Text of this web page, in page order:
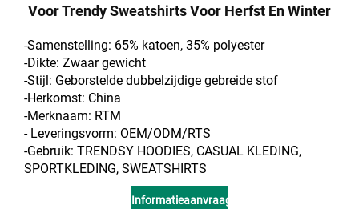
Voor Trendy Sweatshirts Voor Herfst En Winter
-Samenstelling: 65% katoen, 35% polyester
-Dikte: Zwaar gewicht
-Stijl: Geborstelde dubbelzijdige gebreide stof
-Herkomst: China
-Merknaam: RTM
- Leveringsvorm: OEM/ODM/RTS
-Gebruik: TRENDSY HOODIES, CASUAL KLEDING,
SPORTKLEDING, SWEATSHIRTS
Informatieaanvraag